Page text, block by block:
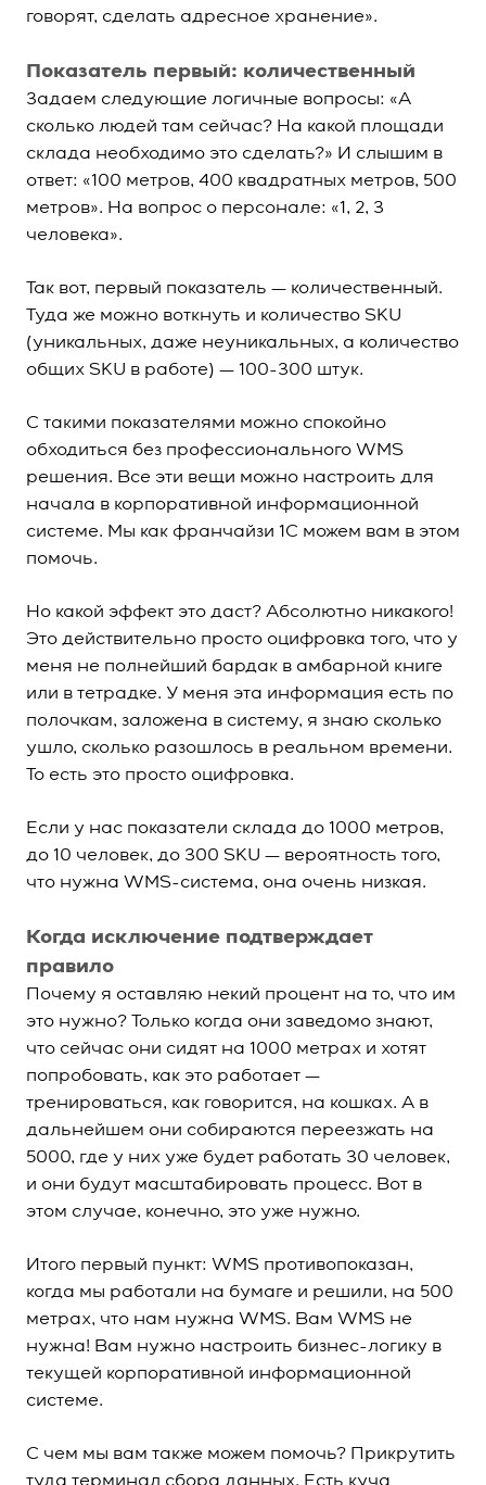
говорят, сделать адресное хранение».
Показатель первый: количественный
Задаем следующие логичные вопросы: «А
сколько людей там сейчас? На какой площади
склада необходимо это сделать?» И слышим в
ответ: «100 метров, 400 квадратных метров, 500
метров». На вопрос о персонале: «1, 2, 3
человека».
Так вот, первый показатель — количественный.
Туда же можно воткнуть и количество SKU
(уникальных, даже неуникальных, а количество
общих SKU в работе) — 100-300 штук.
С такими показателями можно спокойно
обходиться без профессионального WMS
решения. Все эти вещи можно настроить для
начала в корпоративной информационной
системе. Мы как франчайзи 1С можем вам в этом
помочь.
Но какой эффект это даст? Абсолютно никакого!
Это действительно просто оцифровка того, что у
меня не полнейший бардак в амбарной книге
или в тетрадке. У меня эта информация есть по
полочкам, заложена в систему, я знаю сколько
ушло, сколько разошлось в реальном времени.
То есть это просто оцифровка.
Если у нас показатели склада до 1000 метров,
до 10 человек, до 300 SKU — вероятность того,
что нужна WMS-система, она очень низкая.
Когда исключение подтверждает
правило
Почему я оставляю некий процент на то, что им
это нужно? Только когда они заведомо знают,
что сейчас они сидят на 1000 метрах и хотят
попробовать, как это работает —
тренироваться, как говорится, на кошках. А в
дальнейшем они собираются переезжать на
5000, где у них уже будет работать 30 человек,
и они будут масштабировать процесс. Вот в
этом случае, конечно, это уже нужно.
Итого первый пункт: WMS противопоказан,
когда мы работали на бумаге и решили, на 500
метрах, что нам нужна WMS. Вам WMS не
нужна! Вам нужно настроить бизнес-логику в
текущей корпоративной информационной
системе.
С чем мы вам также можем помочь? Прикрутить